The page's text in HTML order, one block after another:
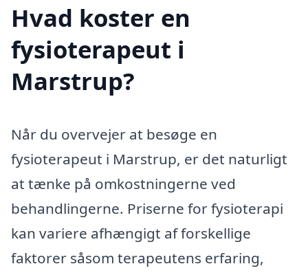
Hvad koster en
fysioterapeut i
Marstrup?
Når du overvejer at besøge en
fysioterapeut i Marstrup, er det naturligt
at tænke på omkostningerne ved
behandlingerne. Priserne for fysioterapi
kan variere afhængigt af forskellige
faktorer såsom terapeutens erfaring,